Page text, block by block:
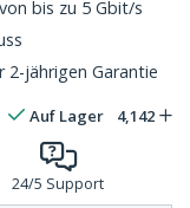
bis zu 5 Gbit/s
2-jährigen Garantie
Auf Lager 4,142
24/5 Support